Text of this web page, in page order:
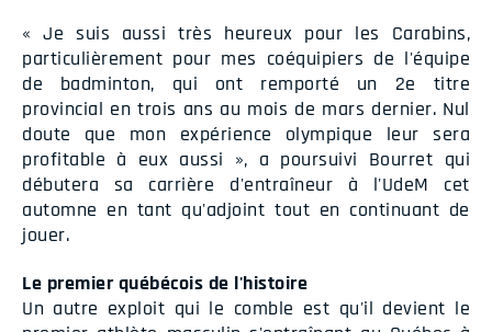
« Je suis aussi très heureux pour les Carabins,
particulièrement pour mes coéquipiers de l'équipe
de badminton, qui ont remporté un 2e titre
provincial en trois ans au mois de mars dernier. Nul
doute que mon expérience olympique leur sera
profitable à eux aussi », a poursuivi Bourret qui
débutera sa carrière d'entraîneur à l'UdeM cet
automne en tant qu'adjoint tout en continuant de
jouer.
Le premier québécois de l'histoire
Un autre exploit qui le comble est qu'il devient le